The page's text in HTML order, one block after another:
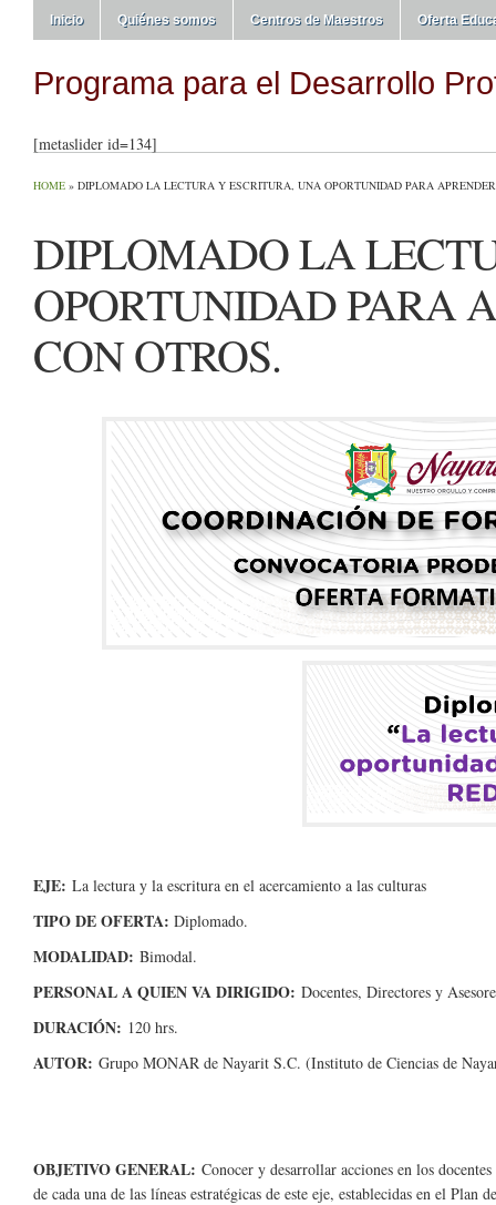
Inicio Quiénes somos Centros de Maestros Oferta
Programa para el Desarrollo
[metaslider id=134]
HOME » DIPLOMADO LA LECTURA Y ESCRITURA, UNA OPORTUNIDAD PARA
DIPLOMADO LA
OPORTUNIDAD PARA
CON OTROS.
EJE: La lectura y la escritura en el acercamiento a las culturas
TIPO DE OFERTA: Diplomado.
MODALIDAD: Bimodal.
PERSONAL A QUIEN VA DIRIGIDO: Docentes, Directores y
DURACIÓN: 120 hrs.
AUTOR: Grupo MONAR de Nayarit S.C. (Instituto de Ciencias de
OBJETIVO GENERAL: Conocer y desarrollar acciones en los
de cada una de las líneas estratégicas de este eje, establecidas en el